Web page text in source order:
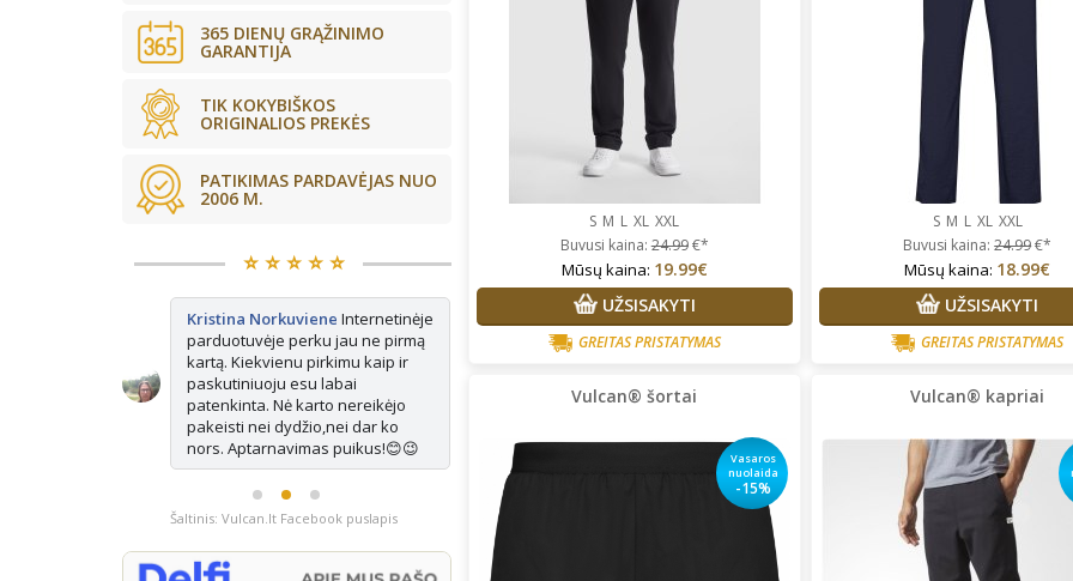
365 DIENŲ GRĄŽINIMO
GARANTIJA
TIK KOKYBIŠKOS
ORIGINALIOS PREKĖS
PATIKIMAS PARDAVĖJAS NUO
2006 M.
⭐️ ⭐️ ⭐️ ⭐️ ⭐️
Kristina Norkuviene Internetinėje
parduotuvėje perku jau ne pirmą
kartą. Kiekvienu pirkimu kaip ir
paskutiniuoju esu labai
patenkinta. Nė karto nereikėjo
pakeisti nei dydžio,nei dar ko
nors. Aptarnavimas puikus!😊😉
Jurgita Starkute Jasinskiene
Malonus bendravimas,greitas
Vidija GuobaitėPrekės tikrai
kokybiškos, perku ne vienerius
pora dydžių, vietoje pasimatuoju
Šaltinis: Vulcan.lt Facebook puslapis
S M L XL XXL
Buvusi kaina:24.99€*
Mūsų kaina: 19.99€
UŽSISAKYTI
GREITAS PRISTATYMAS
S M L XL XXL
Buvusi kaina:24.99€*
Mūsų kaina: 18.99€
UŽSISAKYTI
GREITAS PRISTATYMAS
Vulcan® šortai
Vasaros
nuolaida
-15%
Vulcan® kapriai